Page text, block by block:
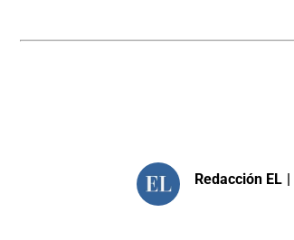
Redacción EL |